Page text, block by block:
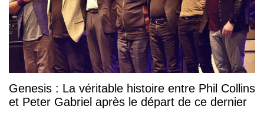
Genesis : La véritable histoire entre Phil Collins
et Peter Gabriel après le départ de ce dernier